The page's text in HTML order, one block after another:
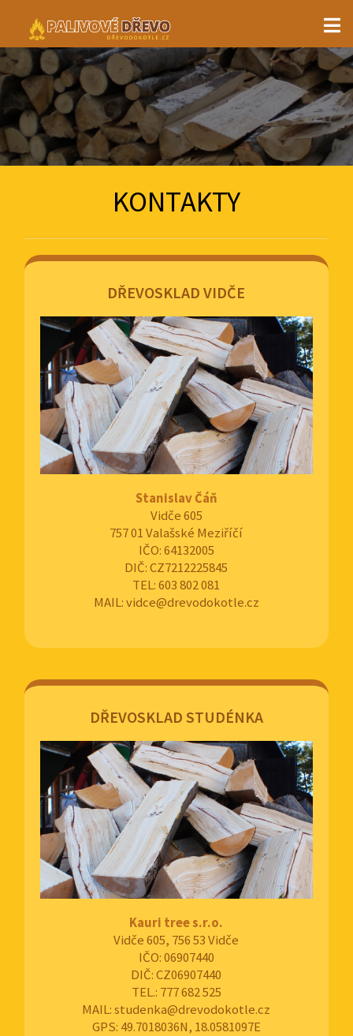
KONTAKTY
DŘEVOSKLAD VIDČE
Stanislav Čáň
Vidče 605
757 01 Valašské Meziříčí
IČO: 64132005
DIČ: CZ7212225845
TEL: 603 802 081
MAIL: vidce@drevodokotle.cz
DŘEVOSKLAD STUDÉNKA
Kauri tree s.r.o.
Vidče 605, 756 53 Vidče
IČO: 06907440
DIČ: CZ06907440
TEL.: 777 682 525
MAIL: studenka@drevodokotle.cz
GPS: 49.7018036N, 18.0581097E